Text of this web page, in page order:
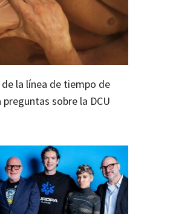
la línea de tiempo de
sobre la DCU